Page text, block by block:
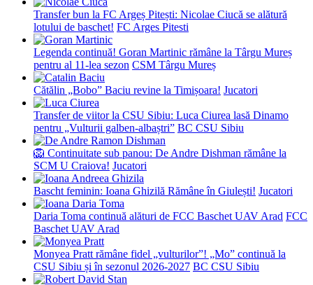
Transfer bun la FC Argeș Pitești: Nicolae Ciucă se alătură
lotului de baschet! FC Arges Pitesti
Legenda continuă! Goran Martinic rămâne la Târgu Mureș
pentru al 11-lea sezon CSM Târgu Mureș
Cătălin „Bobo” Baciu revine la Timișoara! Jucatori
Transfer de viitor la CSU Sibiu: Luca Ciurea lasă Dinamo
pentru „Vulturii galben-albaștri” BC CSU Sibiu
🦁 Continuitate sub panou: De Andre Dishman rămâne la
SCM U Craiova! Jucatori
Bascht feminin: Ioana Ghizilă Rămâne în Giulești! Jucatori
Daria Toma continuă alături de FCC Baschet UAV Arad FCC
Baschet UAV Arad
Monyea Pratt rămâne fidel „vulturilor”! „Mo” continuă la
CSU Sibiu și în sezonul 2026-2027 BC CSU Sibiu